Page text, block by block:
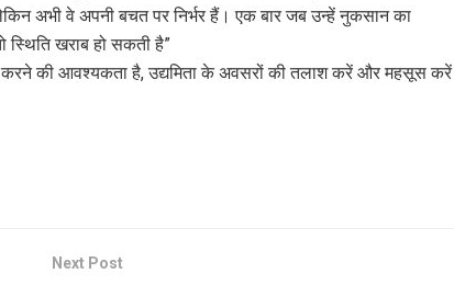
अभी वे अपनी बचत पर निर्भर हैं। एक बार जब उन्हें नुकसान का
खराब हो सकती है”
करने की आवश्यकता है, उद्यमिता के अवसरों की तलाश करें और महसूस करें
Next Post